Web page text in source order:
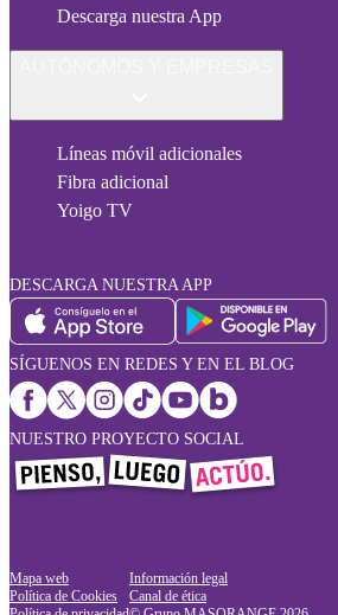
Descarga nuestra App
Líneas móvil adicionales
Fibra adicional
Yoigo TV
DESCARGA NUESTRA APP
SÍGUENOS EN REDES Y EN EL BLOG
NUESTRO PROYECTO SOCIAL
Mapa web
Política de Cookies
Información legal
Canal de ética